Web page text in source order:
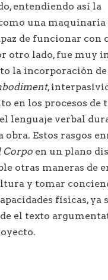
entendiendo así la
una maquinaria
de funcionar con
otro lado, fue muy
la incorporación
,
en los procesos de
lenguaje verbal
obra. Estos rasgos
Corpo en un plano
otras maneras de
y tomar
físicas, ya
el texto